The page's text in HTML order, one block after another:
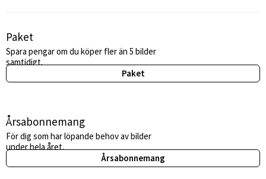
Paket
Spara pengar om du köper fler än 5 bilder
samtidigt.
Paket
Årsabonnemang
För dig som har löpande behov av bilder
under hela året.
Årsabonnemang